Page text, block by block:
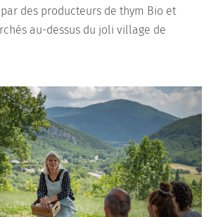
des producteurs de thym Bio et
au-dessus du joli village de